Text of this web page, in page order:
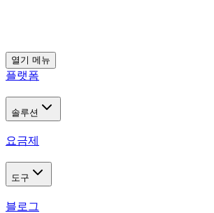
열기 메뉴
플랫폼
솔루션
요금제
도구
블로그